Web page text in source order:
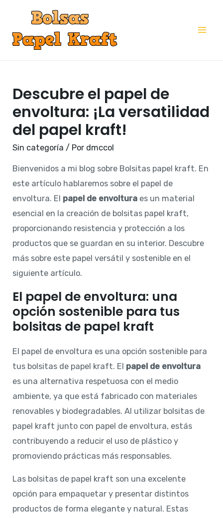
contenido
Descubre el papel de
envoltura: ¡La versatilidad
del papel kraft!
Sin categoría / Por dmccol
Bienvenidos a mi blog sobre Bolsitas papel kraft. En
este artículo hablaremos sobre el papel de
envoltura. El papel de envoltura es un material
esencial en la creación de bolsitas papel kraft,
proporcionando resistencia y protección a los
productos que se guardan en su interior. Descubre
más sobre este papel versátil y sostenible en el
siguiente artículo.
El papel de envoltura: una
opción sostenible para tus
bolsitas de papel kraft
El papel de envoltura es una opción sostenible para
tus bolsitas de papel kraft. El papel de envoltura
es una alternativa respetuosa con el medio
ambiente, ya que está fabricado con materiales
renovables y biodegradables. Al utilizar bolsitas de
papel kraft junto con papel de envoltura, estás
contribuyendo a reducir el uso de plástico y
promoviendo prácticas más responsables.
Las bolsitas de papel kraft son una excelente
opción para empaquetar y presentar distintos
productos de forma elegante y natural. Estas